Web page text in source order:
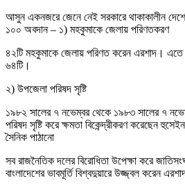
আসুন একনজরে জেনে নেই সরকারে থাকাকালীন
১০০ অবদান – ১) মহকুমাকে জেলায় পরিণতকরণ
৪২টি মহকুমাকে জেলায় পরিণত করেন এরশাদ। এতে
৬৪টি।
২) উপজেলা পরিষদ সৃষ্টি
১৯৮২ সালের ৭ নভেম্বর থেকে ১৯৮৩ সালের ৭
পরিষদ সৃষ্টি করে ক্ষমতা বিকেন্দ্রীকরণ করেছেন
সৈনিক পাঠানো
সব রাজনৈতিক দলের বিরোধিতা উপেক্ষা করে
বাংলাদেশের ভাবমূর্তি বিশ্বদুয়ারে উজ্জ্বল করেন